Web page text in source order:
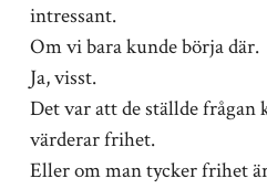
intressant.
Om vi bara kunde börja där.
Ja, visst.
Det var att de ställde frågan
värderar frihet.
Eller om man tycker frihet